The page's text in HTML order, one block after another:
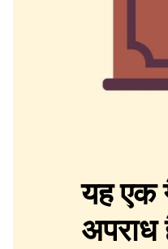
यह एक
अपराध